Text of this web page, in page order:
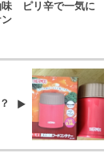
ピリ辛で一気に